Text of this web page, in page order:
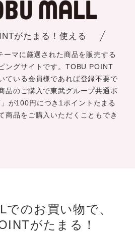
がたまる！使える
ーマに厳選された商品を販売する
ングサイトです。TOBU POINT
ている会員様であれば登録不要で
品のご購入で東武グループ共通ポ
が100円につき1ポイントたまる
商品をご購入いただくこともでき
のお買い物で、
がたまる！